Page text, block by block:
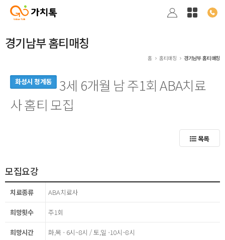
경기남부 홈티매칭
홈 홈티매칭 경기남부 홈티매칭
화성시 청계동
3세 6개월 남 주1회 ABA치료
사 홈티 모집
목록
모집요강
치료종류 ABA치료사
희망횟수 주1회
희망시간 화,목 - 6시~8시 / 토,일 -10시~8시